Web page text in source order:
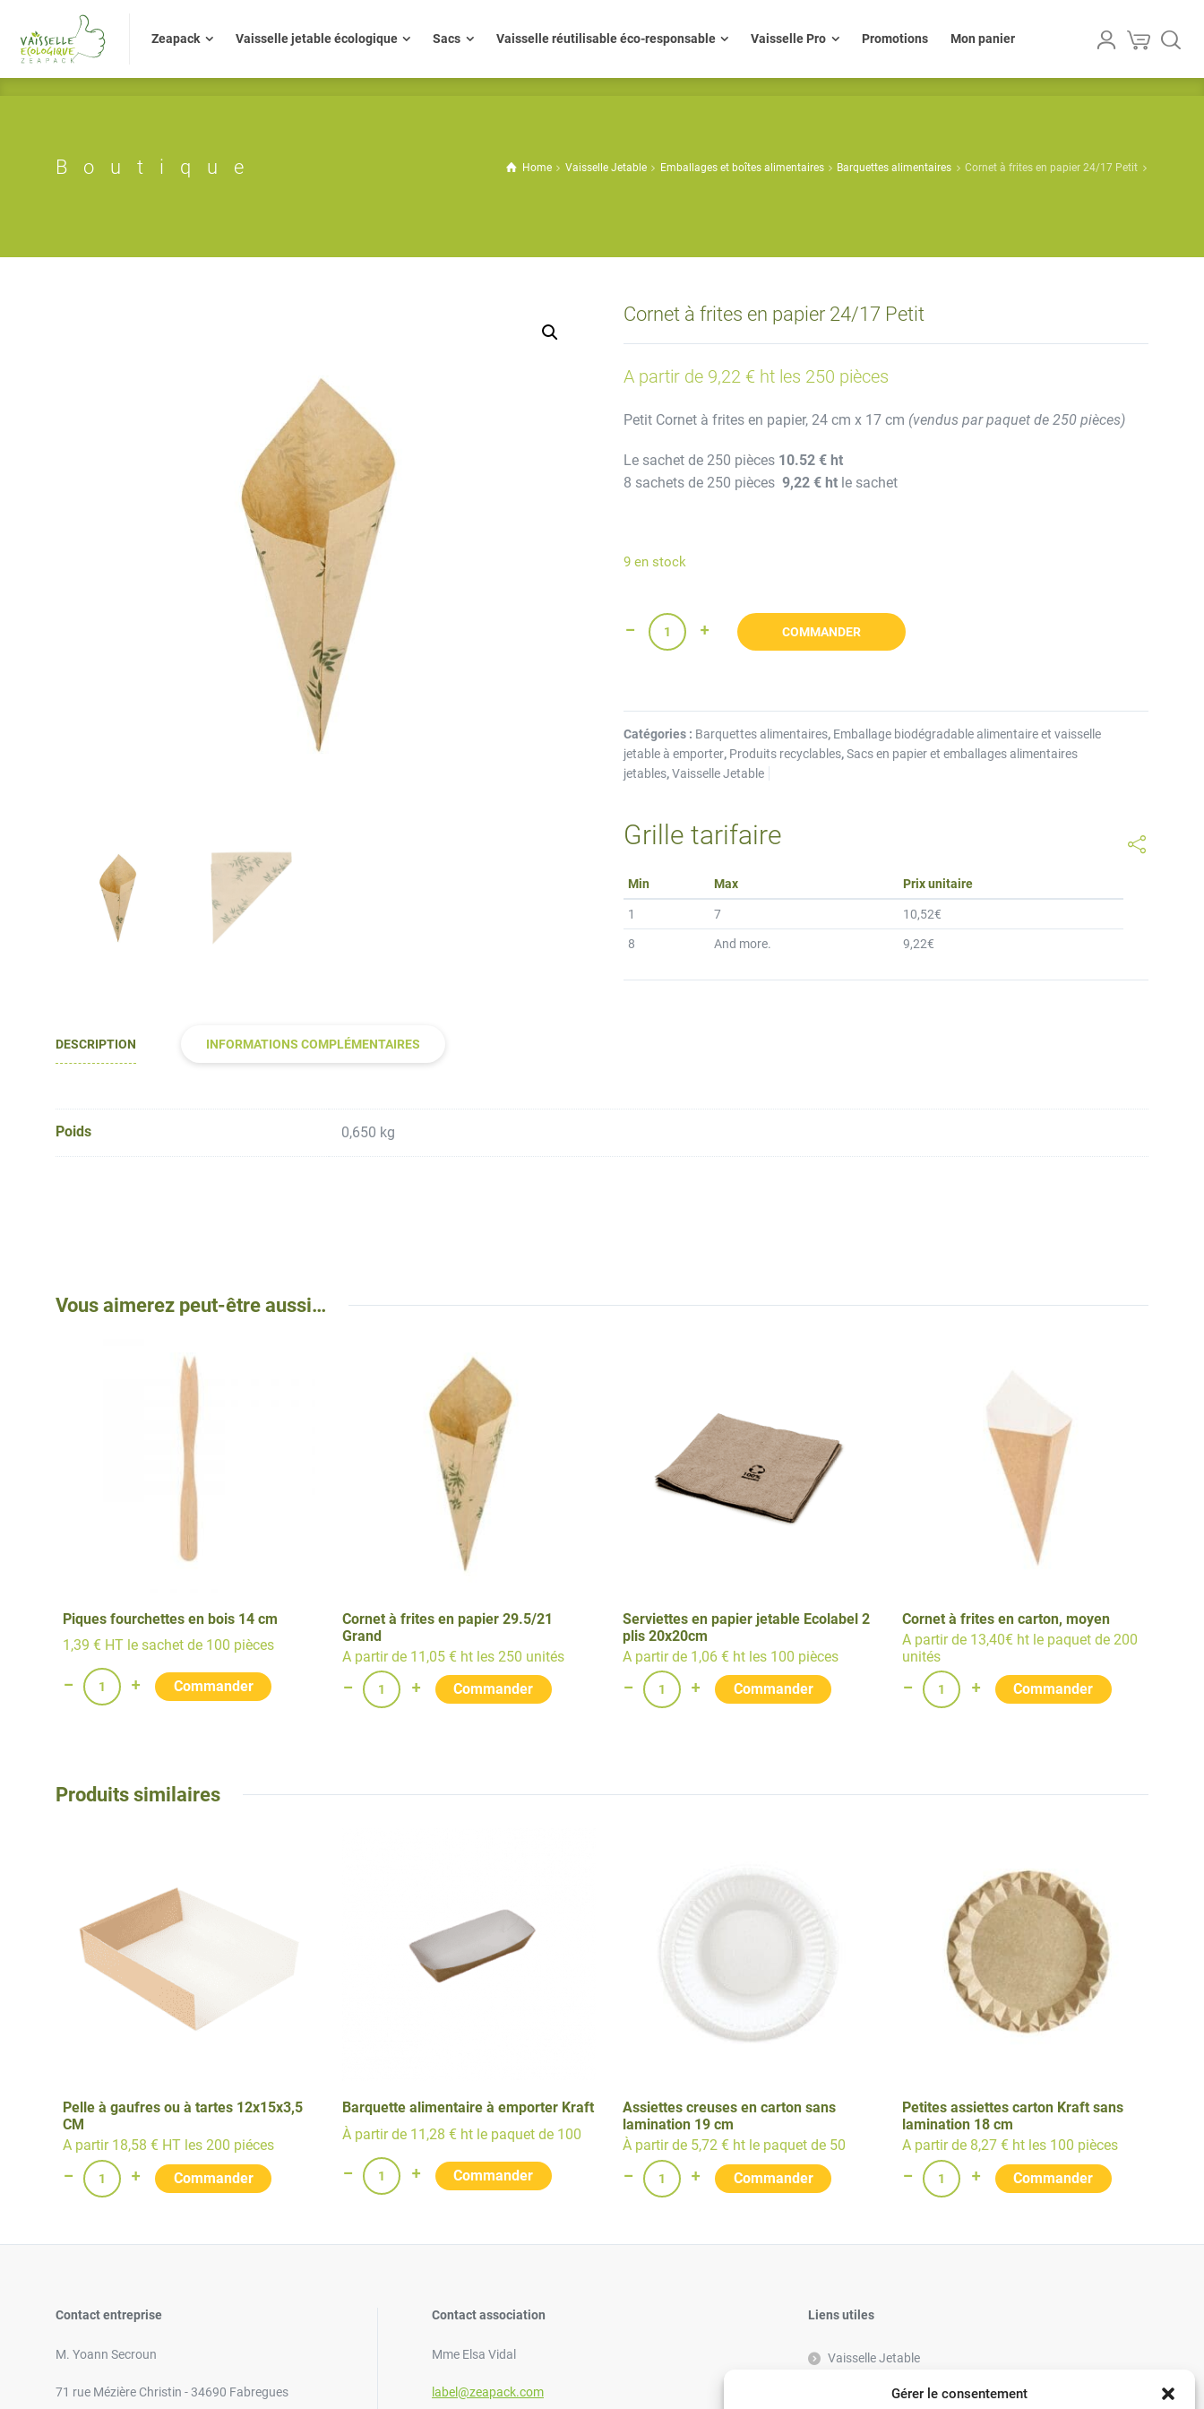
Gérer le consentement
Zeapack Vaisselle jetable écologique Sacs Vaisselle réutilisable éco-responsable Vaisselle Pro Promotions Mon panier
Boutique Home Vaisselle Jetable Emballages et boîtes alimentaires Barquettes alimentaires Cornet à frites en papier 24/17 Petit
Cornet à frites en papier 24/17 Petit
A partir de 9,22 € ht les 250 pièces
Petit Cornet à frites en papier, 24 cm x 17 cm (vendus par paquet de 250 pièces)
Le sachet de 250 pièces 10.52 € ht
8 sachets de 250 pièces 9,22 € ht le sachet
9 en stock
COMMANDER
Catégories : Barquettes alimentaires, Emballage biodégradable alimentaire et vaisselle
jetable à emporter, Produits recyclables,Sacs en papier et emballages alimentaires
jetables,Vaisselle Jetable
Grille tarifaire
Min Max Prix unitaire
1 7 10,52€
8 And more. 9,22€
DESCRIPTION INFORMATIONS COMPLÉMENTAIRES
Poids 0,650 kg
Vous aimerez peut-être aussi…
Piques fourchettes en bois 14 cm
1,39 € HT le sachet de 100 pièces
Cornet à frites en papier 29.5/21
Grand
A partir de 11,05 € ht les 250 unités
Serviettes en papier jetable Ecolabel 2
plis 20x20cm
A partir de 1,06 € ht les 100 pièces
Cornet à frites en carton, moyen
A partir de 13,40€ ht le paquet de 200
unités
Produits similaires
Pelle à gaufres ou à tartes 12x15x3,5
CM
A partir 18,58 € HT les 200 piéces
Barquette alimentaire à emporter Kraft
À partir de 11,28 € ht le paquet de 100
Assiettes creuses en carton sans
lamination 19 cm
À partir de 5,72 € ht le paquet de 50
Petites assiettes carton Kraft sans
lamination 18 cm
A partir de 8,27 € ht les 100 pièces
Contact entreprise
M. Yoann Secroun
71 rue Mézière Christin - 34690 Fabregues
Contact association
Mme Elsa Vidal
label@zeapack.com
Liens utiles
Vaisselle Jetable
Vaisselle réutilisable éco-responsable